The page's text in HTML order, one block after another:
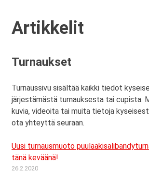
Artikkelit
Turnaukset
Turnaussivu sisältää kaikki tiedot
järjestämästä turnauksesta tai cupista.
kuvia, videoita tai muita tietoja
ota yhteyttä seuraan.
Uusi turnausmuoto
tänä keväänä!
26.2.2020